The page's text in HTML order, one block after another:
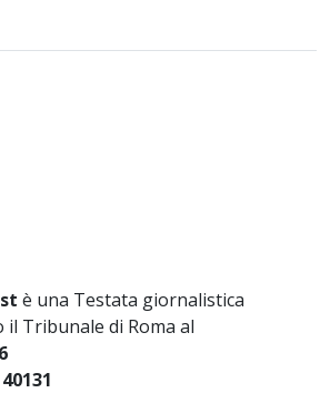
è una Testata giornalistica
Tribunale di Roma al
40131